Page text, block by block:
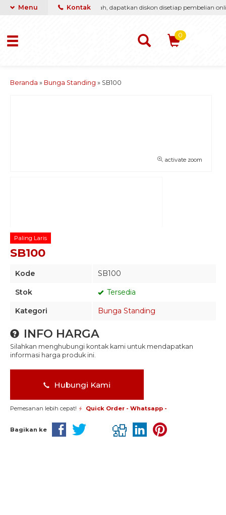
berikan yang terbaik & termurah, dapatkan diskon disetiap pembelian
Menu Kontak
0
Beranda » Bunga Standing » SB100
activate zoom
Paling Laris
SB100
Kode SB100
Stok Tersedia
Kategori Bunga Standing
INFO HARGA
Silahkan menghubungi kontak kami untuk mendapatkan
informasi harga produk ini.
Hubungi Kami
Pemesanan lebih cepat! Quick Order - Whatsapp -
Bagikan ke